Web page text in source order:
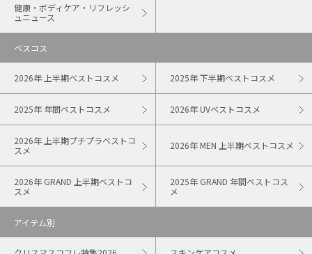
健康・ボディケア・リフレッシ
ュニュース
ベスコス
2026年 上半期ベストコスメ 2025年 下半期ベストコスメ
2025年 年間ベストコスメ 2026年 UVベストコスメ
2026年 上半期プチプラベストコ
スメ
2026年 MEN 上半期ベストコスメ
2026年 GRAND 上半期ベストコ
スメ
2025年 GRAND 年間ベストコス
メ
アイテム別